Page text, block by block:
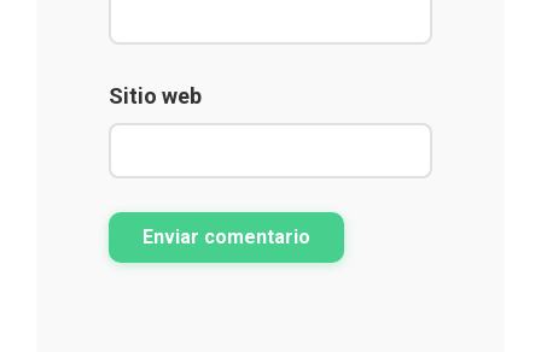
Sitio web
Enviar comentario